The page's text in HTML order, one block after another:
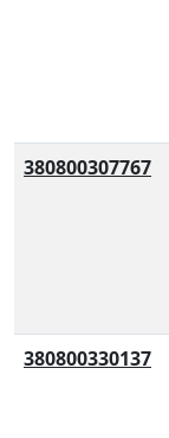
380800307767
380800330137